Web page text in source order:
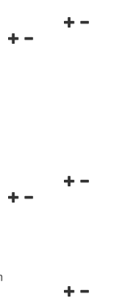
Navigationsmenü
Navigationsmenü